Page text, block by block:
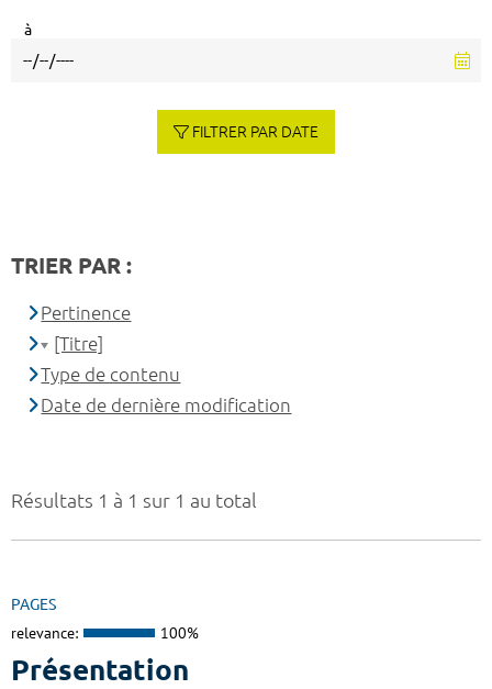
Résultats 1 à 1 sur 1 au total
PAGES
relevance: 100%
Présentation
à
FILTRER PAR DATE
TRIER PAR :
Pertinence
[Titre]
Type de contenu
Date de dernière modification